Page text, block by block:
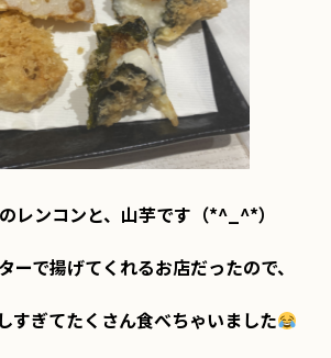
レンコンと、山芋です（*^_^*）
ーで揚げてくれるお店だったので、
すぎてたくさん食べちゃいました